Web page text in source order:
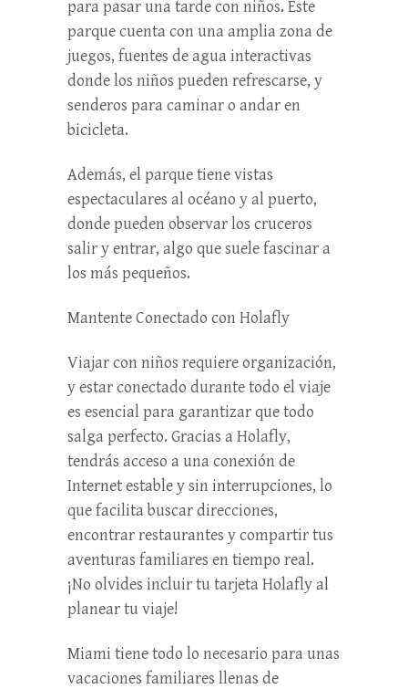
para pasar una tarde con niños. Este
parque cuenta con una amplia zona de
juegos, fuentes de agua interactivas
donde los niños pueden refrescarse, y
senderos para caminar o andar en
bicicleta.
Además, el parque tiene vistas
espectaculares al océano y al puerto,
donde pueden observar los cruceros
salir y entrar, algo que suele fascinar a
los más pequeños.
Mantente Conectado con Holafly
Viajar con niños requiere organización,
y estar conectado durante todo el viaje
es esencial para garantizar que todo
salga perfecto. Gracias a Holafly,
tendrás acceso a una conexión de
Internet estable y sin interrupciones, lo
que facilita buscar direcciones,
encontrar restaurantes y compartir tus
aventuras familiares en tiempo real.
¡No olvides incluir tu tarjeta Holafly al
planear tu viaje!
Miami tiene todo lo necesario para unas
vacaciones familiares llenas de